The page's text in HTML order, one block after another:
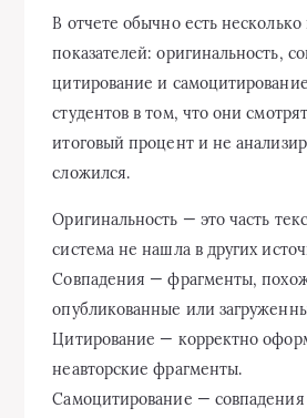
В отчете обычно есть
показателей: оригинальность,
цитирование и
студентов в том, что они
итоговый процент и не
сложился.
Оригинальность — это часть
система не нашла в других
Совпадения — фрагменты,
опубликованные или
Цитирование — корректно
неавторские фрагменты.
Самоцитирование —